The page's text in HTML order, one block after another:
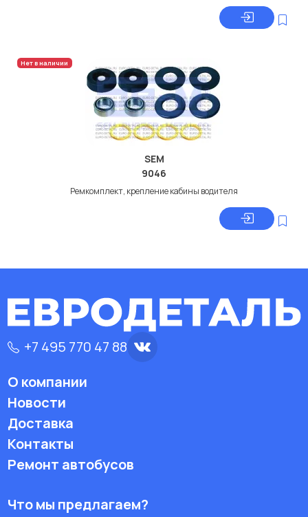
Нет в наличии
SEM
9046
Ремкомплект, крепление кабины водителя
+7 495 770 47 88
О компании
Новости
Доставка
Контакты
Ремонт автобусов
Что мы предлагаем?